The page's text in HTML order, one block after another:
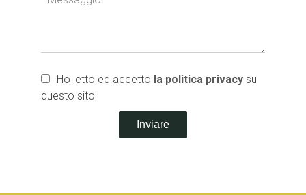
Ho letto ed accetto la politica privacy su
questo sito
Inviare